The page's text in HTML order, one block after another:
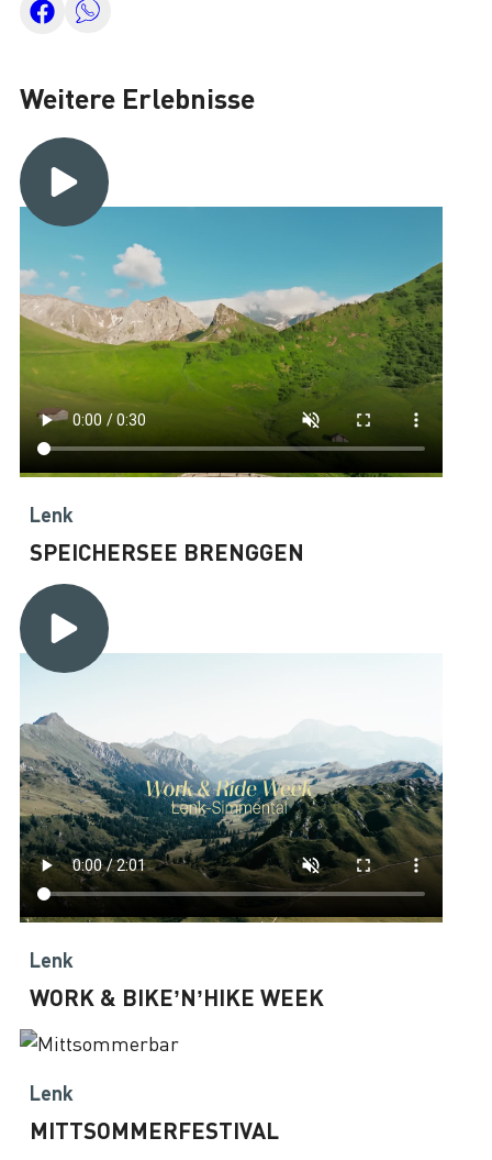
Weitere Erlebnisse
Lenk
SPEICHERSEE BRENGGEN
Lenk
WORK & BIKE’N’HIKE WEEK
Lenk
MITTSOMMERFESTIVAL